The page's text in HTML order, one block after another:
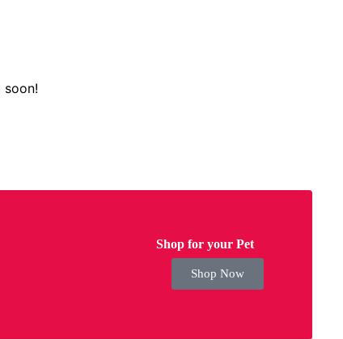
soon!
Shop for your Pet
Shop Now